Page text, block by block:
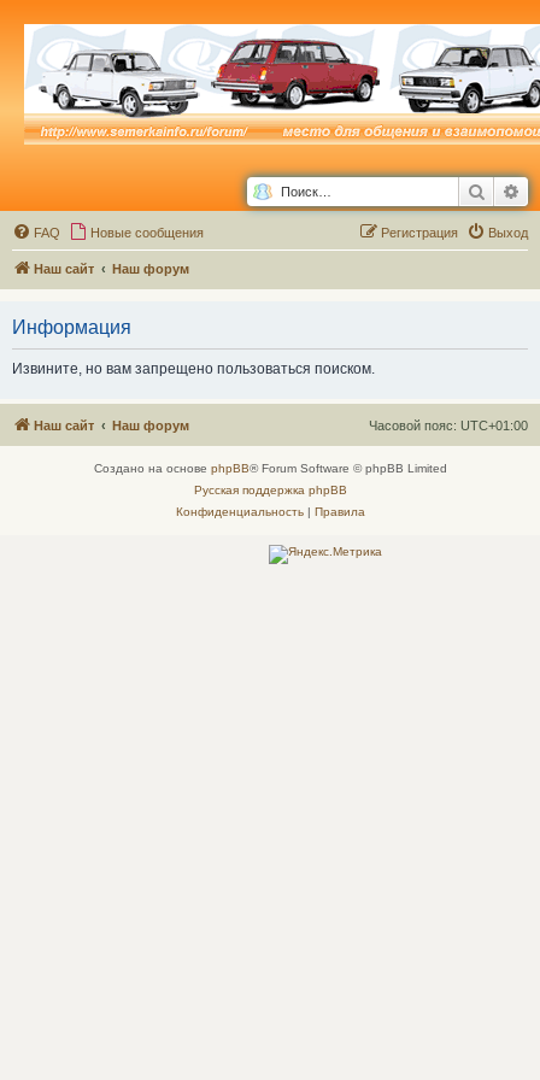
Поиск
FAQ Новые сообщения Выход
Регистрация
Наш сайт Наш форум
Информация
Извините, но вам запрещено пользоваться поиском.
Наш сайт Наш форум Часовой пояс: UTC+01:00
Создано на основе phpBB® Forum Software © phpBB Limited
Русская поддержка phpBB
Конфиденциальность| Правила